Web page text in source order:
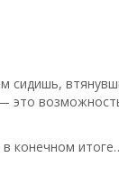
сидишь,
это
конечном